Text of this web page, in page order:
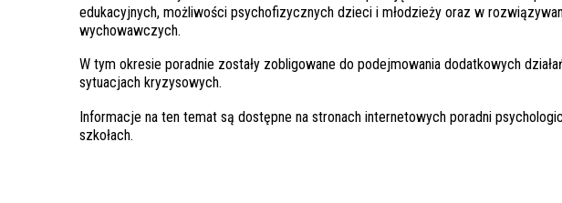
edukacyjnych, możliwości psychofizycznych dzieci i młodzieży oraz w
wychowawczych.
W tym okresie poradnie zostały zobligowane do podejmowania dodatkowych
sytuacjach kryzysowych.
Informacje na ten temat są dostępne na stronach internetowych poradni
szkołach.